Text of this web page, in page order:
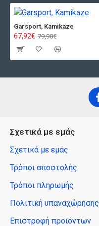
Garsport, Kamikaze
67,92€ 79,90€
Σχετικά με εμάς
Σχετικά με εμάς
Τρόποι αποστολής
Τρόποι πληρωμής
Πολιτική υπαναχώρησης
Επιστροφή προιόντων